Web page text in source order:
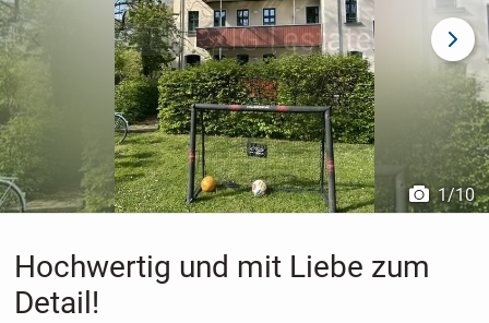
vorheriges Bild
1/10
Hochwertig und mit Liebe zum
Detail!